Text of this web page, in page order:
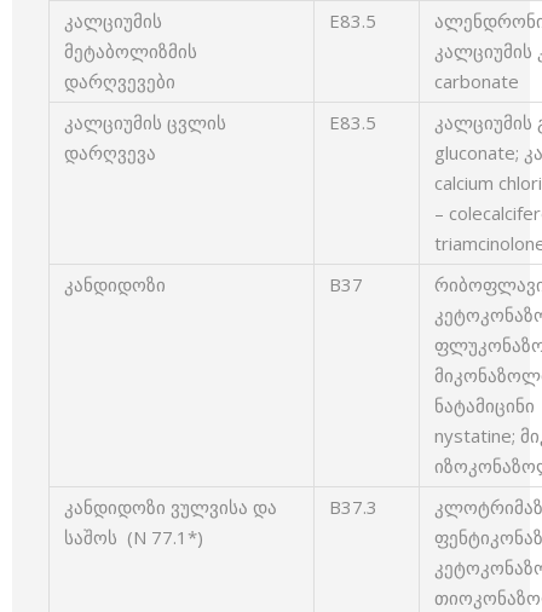
კალციუმის
მეტაბოლიზმის
დარღვევები
E83.5
კალციუმის
carbonate
კალციუმის ცვლის
დარღვევა
E83.5
კალციუმის
gluconate;
calcium
–
კანდიდოზი
B37
nystatine;
კანდიდოზი ვულვისა და
საშოს (N 77.1*)
B37.3